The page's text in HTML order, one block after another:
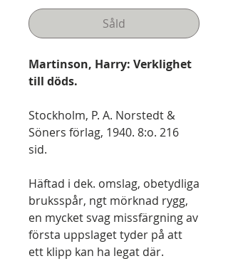
Såld
Martinson, Harry: Verklighet
till döds.
Stockholm, P. A. Norstedt &
Söners förlag, 1940. 8:o. 216
sid.
Häftad i dek. omslag, obetydliga
bruksspår, ngt mörknad rygg,
en mycket svag missfärgning av
första uppslaget tyder på att
ett klipp kan ha legat där.